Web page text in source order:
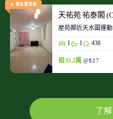
黃金置頂盤
天祐苑 祐泰閣
屋苑鄰近天水圍運
1 1 438
租 $1.2萬 @$27
了